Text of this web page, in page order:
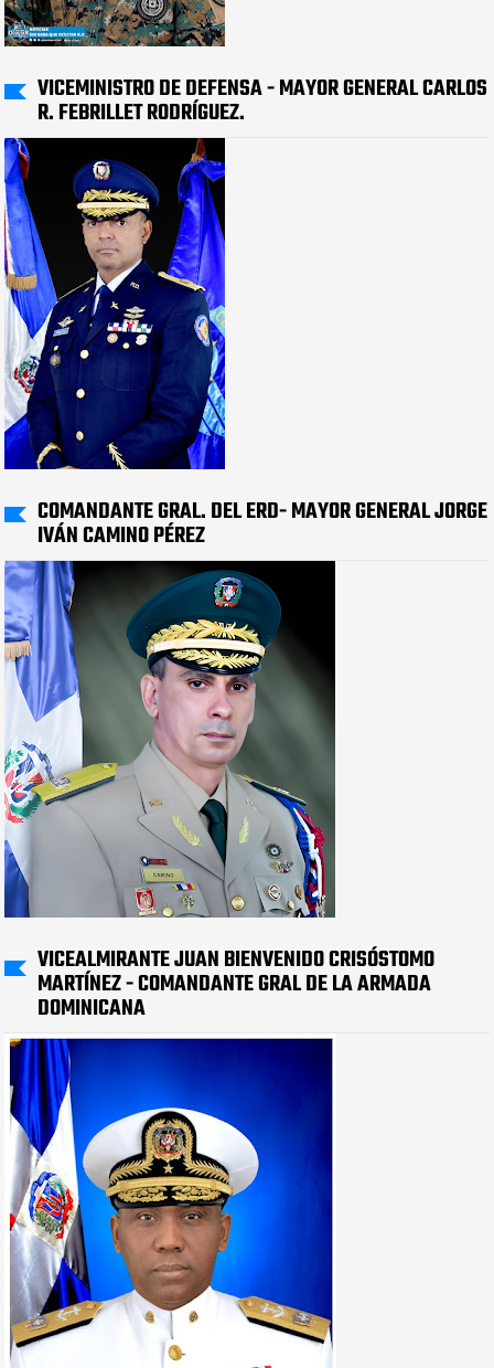
VICEMINISTRO DE DEFENSA - MAYOR GENERAL CARLOS
R. FEBRILLET RODRÍGUEZ.
COMANDANTE GRAL. DEL ERD- MAYOR GENERAL JORGE
IVÁN CAMINO PÉREZ
VICEALMIRANTE JUAN BIENVENIDO CRISÓSTOMO
MARTÍNEZ - COMANDANTE GRAL DE LA ARMADA
DOMINICANA